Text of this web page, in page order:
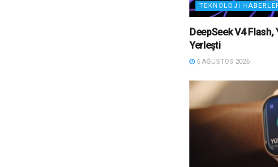
TEKNOLOJI
DeepSeek V4
Yerleşti
5 AĞUSTOS 2026